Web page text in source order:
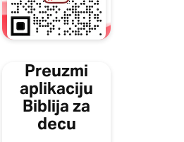
Preuzmi
aplikaciju
Biblija za
decu